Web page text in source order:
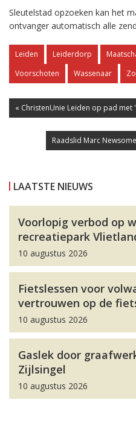
Sleutelstad opzoeken kan het
ontvanger automatisch alle
Leiden Leiderdorp
Voorschoten
Wassenaar
« ChristenUnie Leiden op pad met
Raadslid Marc
LAATSTE NIEUWS
Voorlopig verbod op
recreatiepark
10 augustus 2026
Fietslessen voor
vertrouwen op de
10 augustus 2026
Gaslek door
Zijlsingel
10 augustus 2026